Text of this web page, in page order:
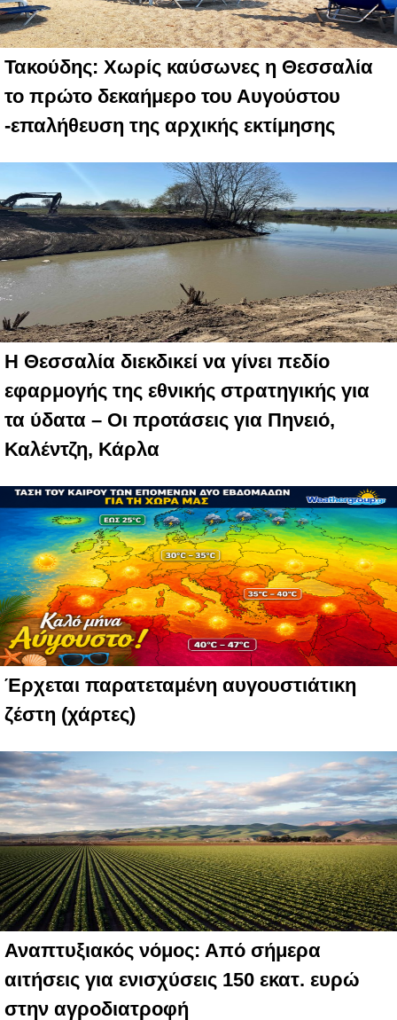
Τακούδης: Χωρίς καύσωνες η Θεσσαλία
το πρώτο δεκαήμερο του Αυγούστου
-επαλήθευση της αρχικής εκτίμησης
Η Θεσσαλία διεκδικεί να γίνει πεδίο
εφαρμογής της εθνικής στρατηγικής για
τα ύδατα – Oι προτάσεις για Πηνειό,
Καλέντζη, Κάρλα
Έρχεται παρατεταμένη αυγουστιάτικη
ζέστη (χάρτες)
Αναπτυξιακός νόμος: Από σήμερα
αιτήσεις για ενισχύσεις 150 εκατ. ευρώ
στην αγροδιατροφή